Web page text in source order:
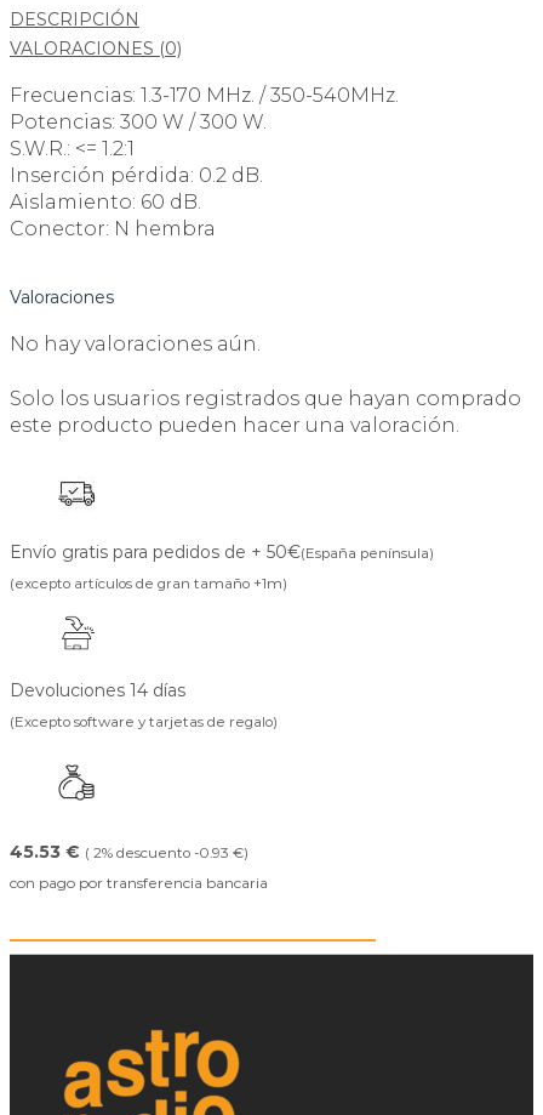
DESCRIPCIÓN
VALORACIONES (0)
Frecuencias: 1.3-170 MHz. / 350-540MHz.
Potencias: 300 W / 300 W.
S.W.R.: <= 1.2:1
Inserción pérdida: 0.2 dB.
Aislamiento: 60 dB.
Conector: N hembra
Valoraciones
No hay valoraciones aún.
Solo los usuarios registrados que hayan comprado
este producto pueden hacer una valoración.
Envío gratis para pedidos de + 50€(España península)
(excepto artículos de gran tamaño +1m)
Devoluciones 14 días
(Excepto software y tarjetas de regalo)
45.53 € ( 2% descuento -0.93 €)
con pago por transferencia bancaria